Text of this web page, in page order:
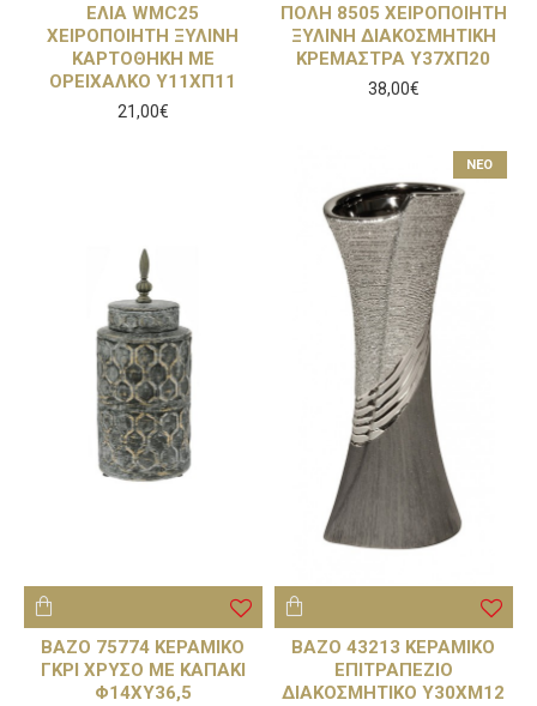
ΕΛΙΑ WMC25
ΧΕΙΡΟΠΟΙΗΤΗ ΞΥΛΙΝΗ
ΚΑΡΤΟΘΗΚΗ ΜΕ
ΟΡΕΙΧΑΛΚΟ Υ11ΧΠ11
21,00€
ΠΟΛΗ 8505 ΧΕΙΡΟΠΟΙΗΤΗ
ΞΥΛΙΝΗ ΔΙΑΚΟΣΜΗΤΙΚΗ
ΚΡΕΜΑΣΤΡΑ Υ37ΧΠ20
38,00€
ΒΑΖΟ 75774 ΚΕΡΑΜΙΚΟ
ΓΚΡΙ ΧΡΥΣΟ ΜΕ ΚΑΠΑΚΙ
Φ14ΧΥ36,5
NEO
BAZO 43213 ΚΕΡΑΜΙΚΟ
ΕΠΙΤΡΑΠΕΖΙΟ
ΔΙΑΚΟΣΜΗΤΙΚΟ Υ30ΧΜ12